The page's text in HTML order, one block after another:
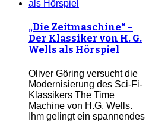
„Die Zeitmaschine“ –
Der Klassiker von H. G.
Wells als Hörspiel
Oliver Göring versucht die
Modernisierung des Sci-Fi-
Klassikers The Time
Machine von H.G. Wells.
Ihm gelingt ein spannendes